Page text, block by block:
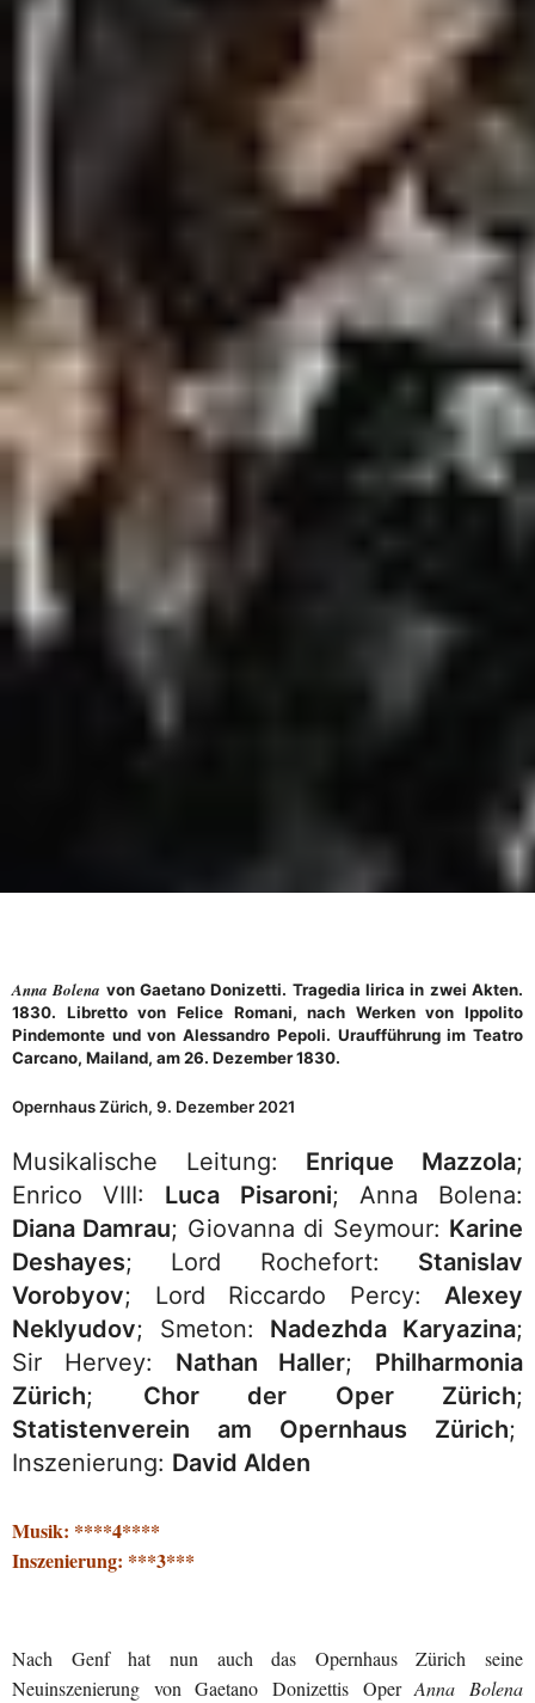
Anna Bolena von Gaetano Donizetti. Tragedia lirica in zwei Akten.
1830. Libretto von Felice Romani, nach Werken von Ippolito
Pindemonte und von Alessandro Pepoli. Uraufführung im Teatro
Carcano, Mailand, am 26. Dezember 1830.
Opernhaus Zürich, 9. Dezember 2021
Musikalische Leitung: Enrique Mazzola;
Enrico VIII: Luca Pisaroni; Anna Bolena:
Diana Damrau; Giovanna di Seymour: Karine
Deshayes; Lord Rochefort: Stanislav
Vorobyov; Lord Riccardo Percy: Alexey
Neklyudov; Smeton: Nadezhda Karyazina;
Sir Hervey: Nathan Haller; Philharmonia
Zürich; Chor der Oper Zürich;
Statistenverein am Opernhaus Zürich;
Inszenierung: David Alden
Musik: ****4****
Inszenierung: ***3***
Nach Genf hat nun auch das Opernhaus Zürich seine
Neuinszenierung von Gaetano Donizettis OperAnna Bolena